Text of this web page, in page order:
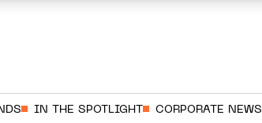
IN THE SPOTLIGHT CORPORATE NEWS